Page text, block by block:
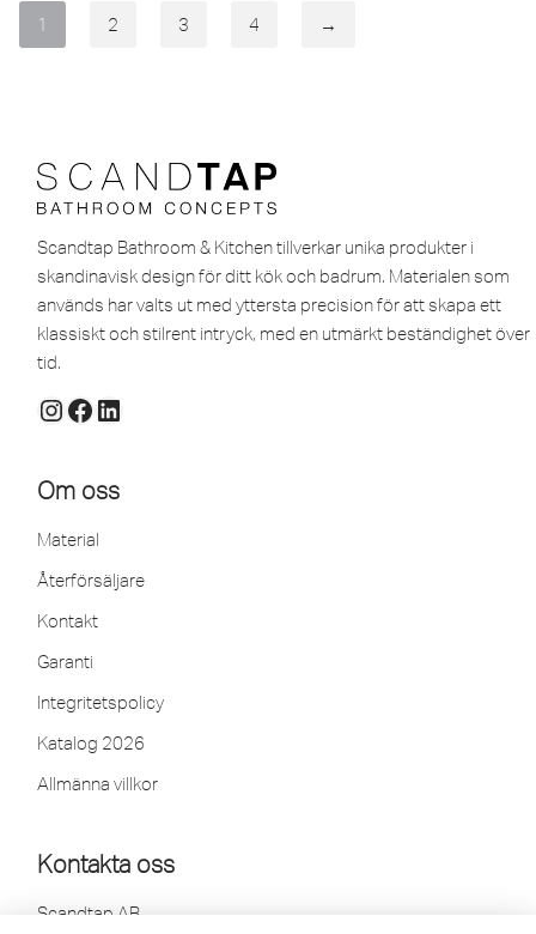
1 2 3 4 →
Scandtap Bathroom & Kitchen tillverkar unika produkter i
skandinavisk design för ditt kök och badrum. Materialen som
används har valts ut med yttersta precision för att skapa ett
klassiskt och stilrent intryck, med en utmärkt beständighet över
tid.
Om oss
Material
Återförsäljare
Kontakt
Garanti
Integritetspolicy
Katalog 2026
Allmänna villkor
Kontakta oss
Scandtap AB